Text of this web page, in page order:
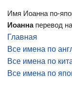
Имя Иоанна по-
Иоаннаперевод
Главная
Все имена по
Все имена по
Все имена по